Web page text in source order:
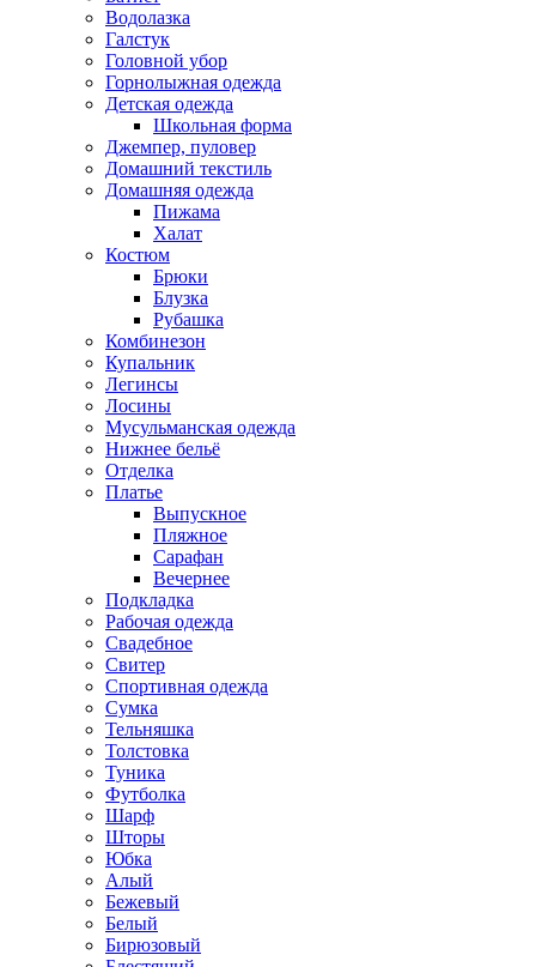
Водолазка
Галстук
Головной убор
Горнолыжная одежда
Детская одежда
Школьная форма
Джемпер, пуловер
Домашний текстиль
Домашняя одежда
Пижама
Халат
Костюм
Брюки
Блузка
Рубашка
Комбинезон
Купальник
Легинсы
Лосины
Мусульманская одежда
Нижнее бельё
Отделка
Платье
Выпускное
Пляжное
Сарафан
Вечернее
Подкладка
Рабочая одежда
Свадебное
Свитер
Спортивная одежда
Сумка
Тельняшка
Толстовка
Туника
Футболка
Шарф
Шторы
Юбка
Алый
Бежевый
Белый
Бирюзовый